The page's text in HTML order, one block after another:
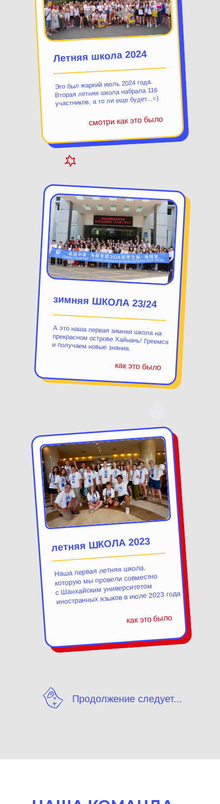
А это наша первая зимняя школа на
прекрасном острове Хайнань! Греемся
и получаем новые знания.
Наша первая летняя школа,
которую мы провели совместно
с Шанхайским университетом
иностранных языков в июле 2023 года
летняя ШКОЛА 2023
зимняя ШКОЛА 23/24
Это был жаркий июль 2024 года.
Вторая летняя школа набрала 116
участников, а то ли еще будет...=)
Летняя школа 2024
смотри как это было
как это было
как это было
Продолжение следует...